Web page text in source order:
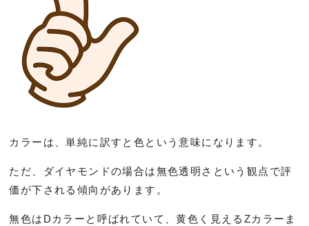
カラーは、単純に訳すと色という意味になります。
ただ、ダイヤモンドの場合は無色透明さという観点で評
価が下される傾向があります。
無色はDカラーと呼ばれていて、黄色く見えるZカラーま